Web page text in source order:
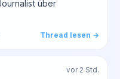
über
Thread lesen →
vor 2 Std.